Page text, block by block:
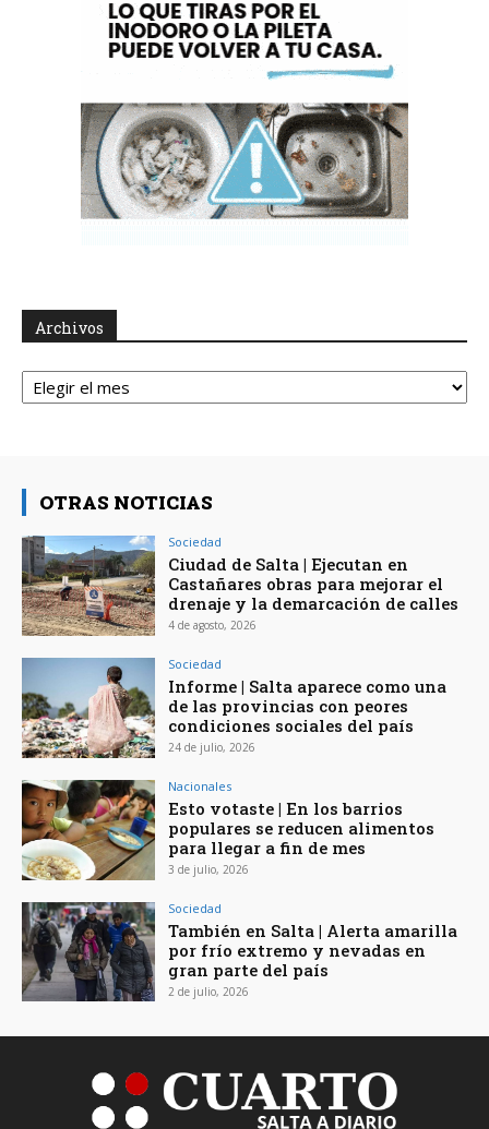
Archivos
Archivos
OTRAS NOTICIAS
Sociedad
Ciudad de Salta | Ejecutan en
Castañares obras para mejorar el
drenaje y la demarcación de calles
4 de agosto, 2026
Sociedad
Informe | Salta aparece como una
de las provincias con peores
condiciones sociales del país
24 de julio, 2026
Nacionales
Esto votaste | En los barrios
populares se reducen alimentos
para llegar a fin de mes
3 de julio, 2026
Sociedad
También en Salta | Alerta amarilla
por frío extremo y nevadas en
gran parte del país
2 de julio, 2026